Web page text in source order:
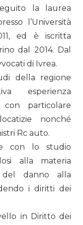
la laurea
l’Università
ed è iscritta
dal 2014. Dal
di Ivrea.
della regione
esperienza
particolare
nonché
Rc auto.
con lo studio
alla materia
del danno alla
i diritti dei
in Diritto dei